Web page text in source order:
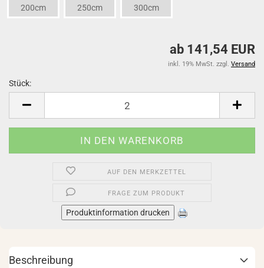
200cm 250cm 300cm
ab 141,54 EUR
inkl. 19% MwSt. zzgl. Versand
Stück:
AUF DEN MERKZETTEL
FRAGE ZUM PRODUKT
Produktinformation drucken
Beschreibung